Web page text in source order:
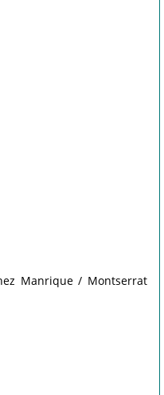
Manrique / Montserrat